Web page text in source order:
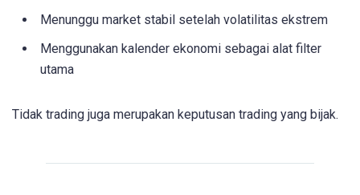
Menunggu market stabil setelah volatilitas ekstrem
Menggunakan kalender ekonomi sebagai alat filter
utama
Tidak trading juga merupakan keputusan trading yang bijak.